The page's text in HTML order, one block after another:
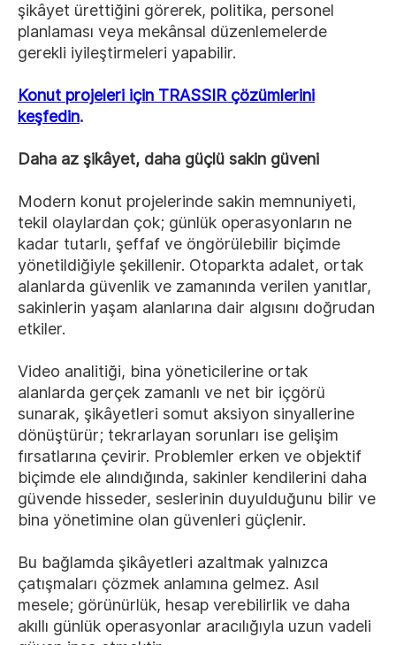
şikâyet ürettiğini görerek, politika, personel
planlaması veya mekânsal düzenlemelerde
gerekli iyileştirmeleri yapabilir.
Konut projeleri için TRASSIR çözümlerini
keşfedin.
Daha az şikâyet, daha güçlü sakin güveni
Modern konut projelerinde sakin memnuniyeti,
tekil olaylardan çok; günlük operasyonların ne
kadar tutarlı, şeffaf ve öngörülebilir biçimde
yönetildiğiyle şekillenir. Otoparkta adalet, ortak
alanlarda güvenlik ve zamanında verilen yanıtlar,
sakinlerin yaşam alanlarına dair algısını doğrudan
etkiler.
Video analitiği, bina yöneticilerine ortak
alanlarda gerçek zamanlı ve net bir içgörü
sunarak, şikâyetleri somut aksiyon sinyallerine
dönüştürür; tekrarlayan sorunları ise gelişim
fırsatlarına çevirir. Problemler erken ve objektif
biçimde ele alındığında, sakinler kendilerini daha
güvende hisseder, seslerinin duyulduğunu bilir ve
bina yönetimine olan güvenleri güçlenir.
Bu bağlamda şikâyetleri azaltmak yalnızca
çatışmaları çözmek anlamına gelmez. Asıl
mesele; görünürlük, hesap verebilirlik ve daha
akıllı günlük operasyonlar aracılığıyla uzun vadeli